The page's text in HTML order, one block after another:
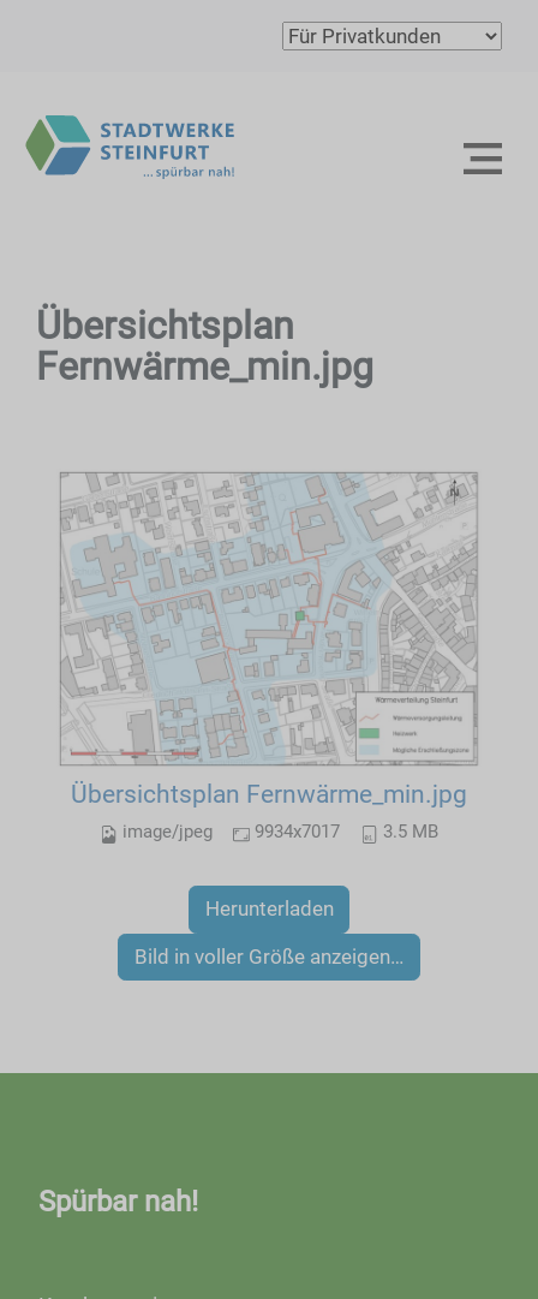
Übersichtsplan
Fernwärme_min.jpg
Übersichtsplan Fernwärme_min.jpg
image/jpeg 9934x7017 3.5 MB
Herunterladen
Bild in voller Größe anzeigen…
Spürbar nah!